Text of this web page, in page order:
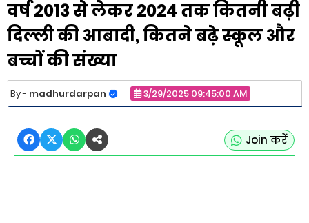
वर्ष 2013 से लेकर 2024 तक कितनी बढ़ी
दिल्ली की आबादी, कितने बढ़े स्कूल और
बच्चों की संख्या
madhurdarpan 3/29/2025 09:45:00 AM
Join करें